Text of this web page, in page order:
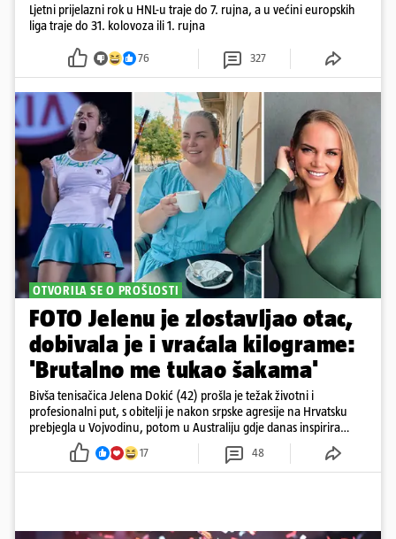
Ljetni prijelazni rok u HNL-u traje do 7. rujna, a u većini europskih
liga traje do 31. kolovoza ili 1. rujna
76 327
OTVORILA SE O PROŠLOSTI
FOTO Jelenu je zlostavljao otac,
dobivala je i vraćala kilograme:
'Brutalno me tukao šakama'
Bivša tenisačica Jelena Dokić (42) prošla je težak životni i
profesionalni put, s obitelji je nakon srpske agresije na Hrvatsku
prebjegla u Vojvodinu, potom u Australiju gdje danas inspirira
17 48